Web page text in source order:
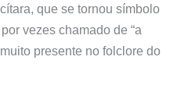
que se tornou símbolo
vezes chamado de “a
presente no folclore do